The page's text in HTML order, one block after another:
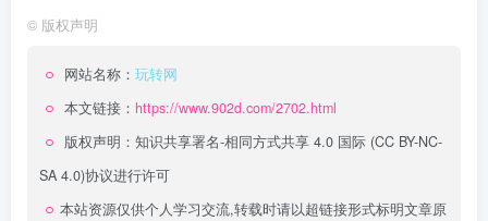
© 版权声明
网站名称： 玩转网
本文链接： https://www.902d.com/2702.html
版权声明： 知识共享署名-相同方式共享 4.0 国际 (CC BY-NC-
SA 4.0)协议进行许可
本站资源仅供个人学习交流,转载时请以超链接形式标明文章原